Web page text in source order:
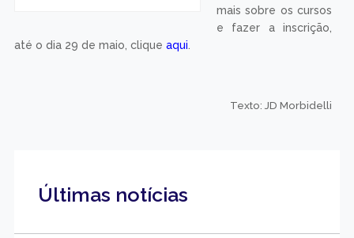
mais sobre os cursos
e fazer a inscrição,
até o dia 29 de maio, clique aqui
Texto: JD Morbidelli
Últimas notícias